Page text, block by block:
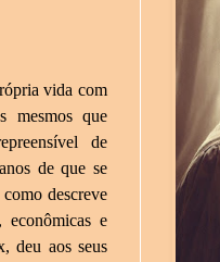
vida com
mesmos que
de
de que se
descreve
econômicas e
deu aos seus